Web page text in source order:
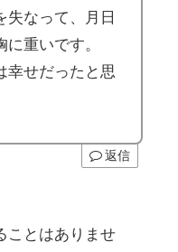
失なって、月日
重いです。
幸せだったと思
返信
ことはありませ